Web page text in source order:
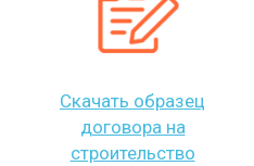
Скачать образец
договора на
строительство